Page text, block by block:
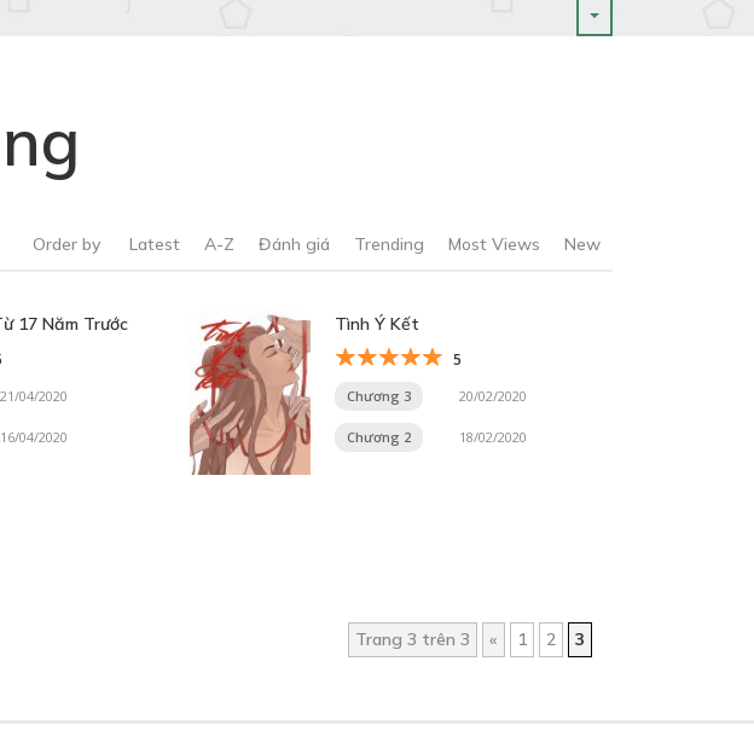
Order by Latest A-Z Đánh giá Trending Most Views New
17 Năm Trước
21/04/2020
16/04/2020
Tình Ý Kết
5
Chương 3 20/02/2020
Chương 2 18/02/2020
Trang 3 trên 3 « 1 2 3